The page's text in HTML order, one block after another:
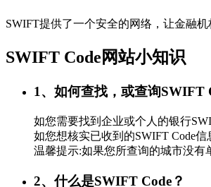
SWIFT提供了一个安全的网络，让金融
SWIFT Code网站小知识
1、如何查找，或查询SWIFT
如您需要找到企业或个人的银行
如您想核实已收到的SWIFT Code
温馨提示:如果您所查询的城市没有
2、什么是SWIFT Code？